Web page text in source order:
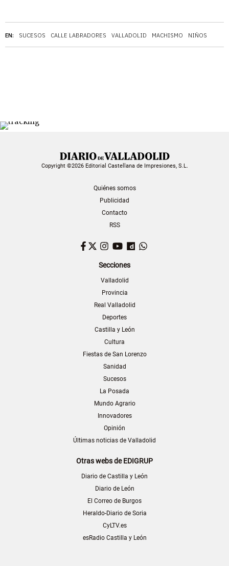
EN: SUCESOS CALLE LABRADORES VALLADOLID MACHISMO NIÑOS
Copyright ©2026 Editorial Castellana de Impresiones, S.L.
Quiénes somos
Publicidad
Contacto
RSS
Facebook
TwitterInstagram
YouTubeDailymotion
Secciones
Valladolid
Provincia
Real Valladolid
Deportes
Castilla y León
Cultura
Fiestas de San Lorenzo
Sanidad
Sucesos
La Posada
Mundo Agrario
Innovadores
Opinión
Últimas noticias de Valladolid
Otras webs de EDIGRUP
Diario de Castilla y León
Diario de León
El Correo de Burgos
Heraldo-Diario de Soria
CyLTV.es
esRadio Castilla y León